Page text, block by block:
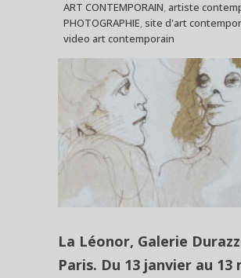
ART CONTEMPORAIN, artiste
PHOTOGRAPHIE,site d'art
video art contemporain
La Léonor, Galerie
Paris. Du 13 janvier au 13